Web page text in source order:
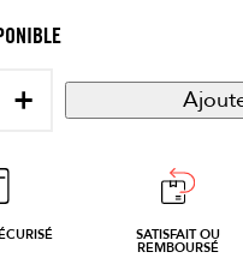
+
SATISFAIT OU
REMBOURSÉ